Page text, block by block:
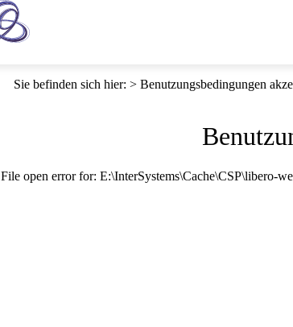
Sie befinden sich hier: Benutzungsbedingungen
File open error for: E:\InterSystems\Cache\CSP\libero-